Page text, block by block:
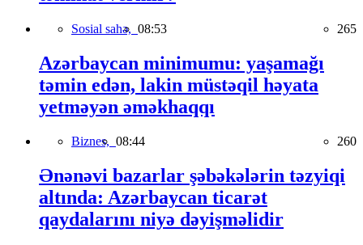
Sosial sahə, 08:53 265
Azərbaycan minimumu: yaşamağı
təmin edən, lakin müstəqil həyata
yetməyən əməkhaqqı
Biznes, 08:44 260
Ənənəvi bazarlar şəbəkələrin təzyiqi
altında: Azərbaycan ticarət
qaydalarını niyə dəyişməlidir